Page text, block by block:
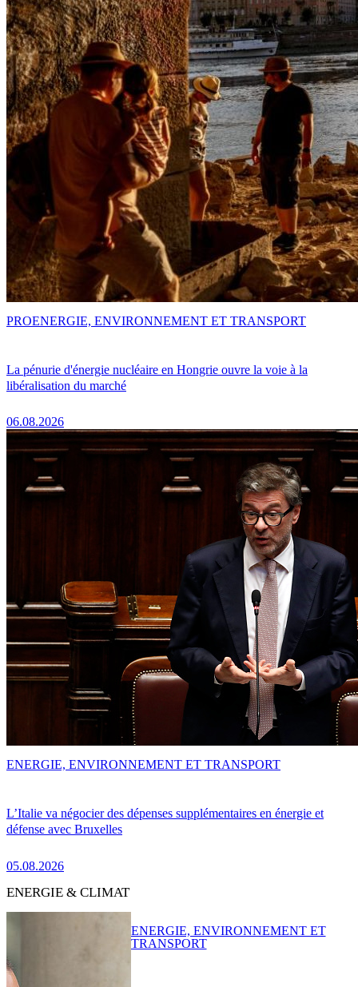
La pénurie d'énergie nucléaire en Hongrie ouvre la voie à la
libéralisation du marché
06.08.2026
PROENERGIE, ENVIRONNEMENT ET TRANSPORT
L’Italie va négocier des dépenses supplémentaires en énergie et
défense avec Bruxelles
05.08.2026
ENERGIE, ENVIRONNEMENT ET TRANSPORT
ENERGIE & CLIMAT
ENERGIE, ENVIRONNEMENT ET
TRANSPORT